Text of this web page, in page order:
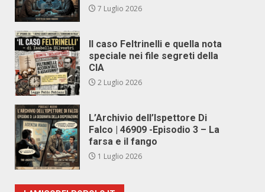
7 Luglio 2026
Il caso Feltrinelli e quella nota
speciale nei file segreti della
CIA
2 Luglio 2026
L’Archivio dell’Ispettore Di
Falco | 46909 -Episodio 3 – La
farsa e il fango
1 Luglio 2026